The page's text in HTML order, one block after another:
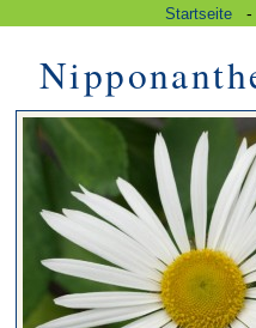
Startseite -